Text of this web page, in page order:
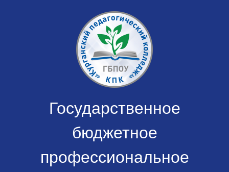
Государственное
бюджетное
профессиональное